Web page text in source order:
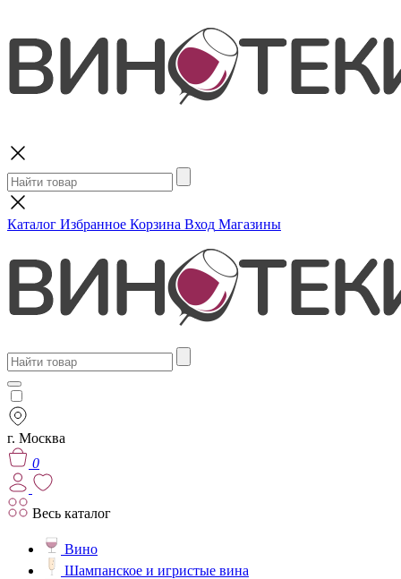
Каталог Избранное Корзина Вход Магазины
г. Москва
0
Весь каталог
Вино
Шампанское и игристые вина